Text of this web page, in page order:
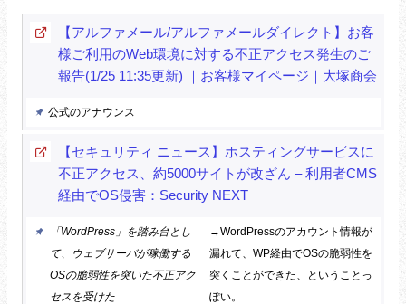
【アルファメール/アルファメールダイレクト】お客
様ご利用のWeb環境に対する不正アクセス発生のご
報告(1/25 11:35更新) ｜お客様マイページ｜大塚商会
公式のアナウンス
【セキュリティ ニュース】ホスティングサービスに
不正アクセス、約5000サイトが改ざん – 利用者CMS
経由でOS侵害：Security NEXT
「WordPress」を踏み台とし
て、ウェブサーバが稼働する
OSの脆弱性を突いた不正アク
セスを受けた
→WordPressのアカウント情報が
漏れて、WP経由でOSの脆弱性を
突くことができた、ということっ
ぽい。